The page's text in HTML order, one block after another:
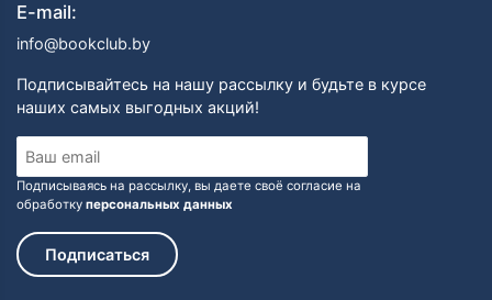
E-mail:
info@bookclub.by
Подписывайтесь на нашу рассылку и будьте в курсе
наших самых выгодных акций!
Подписываясь на рассылку, вы даете своё согласие на
обработку персональных данных
Подписаться